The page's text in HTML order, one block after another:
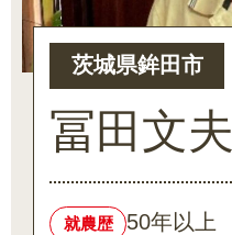
茨城県鉾田市
冨田文夫
就農歴 50年以上